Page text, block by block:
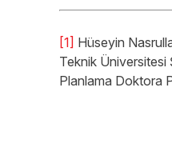
[1] Hüseyin
Teknik Üniversitesi
Planlama Doktora